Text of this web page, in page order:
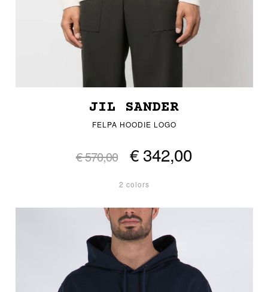
JIL SANDER
FELPA HOODIE LOGO
€ 570,00 € 342,00
2 colors